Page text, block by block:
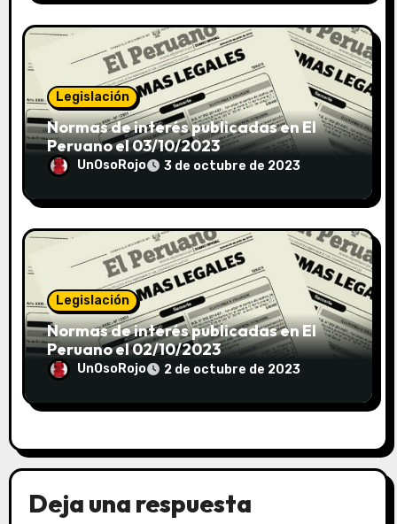
Legislación
Normas de interés publicadas en El
Peruano el 03/10/2023
UnOsoRojo 3 de octubre de 2023
Legislación
Normas de interés publicadas en El
Peruano el 02/10/2023
UnOsoRojo 2 de octubre de 2023
Deja una respuesta